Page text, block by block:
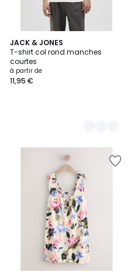
JACK & JONES
T-shirt col rond manches
courtes
à partir de
11,95 €
16
Couleurs